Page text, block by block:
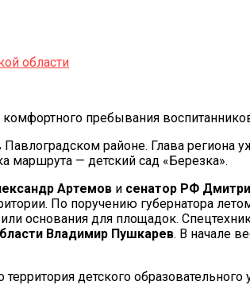
области
пребывания
Павлоградском районе. Глава
маршрута — детский сад «Березка».
Артемов и сенатор РФ
По поручению губернатора
основания для площадок.
Владимир Пушкарев. В начале
детского